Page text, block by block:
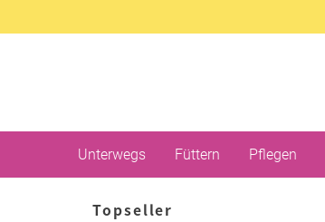
Unterwegs Füttern Pflegen
Topseller